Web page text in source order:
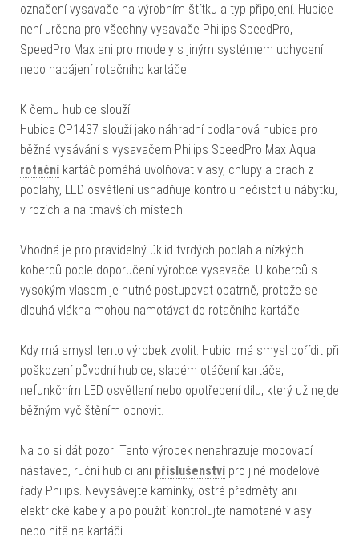
označení vysavače na výrobním štítku a typ připojení. Hubice
není určena pro všechny vysavače Philips SpeedPro,
SpeedPro Max ani pro modely s jiným systémem uchycení
nebo napájení rotačního kartáče.
K čemu hubice slouží
Hubice CP1437 slouží jako náhradní podlahová hubice pro
běžné vysávání s vysavačem Philips SpeedPro Max Aqua.
rotačníkartáč pomáhá uvolňovat vlasy, chlupy a prach z
podlahy, LED osvětlení usnadňuje kontrolu nečistot u nábytku,
v rozích a na tmavších místech.
Vhodná je pro pravidelný úklid tvrdých podlah a nízkých
koberců podle doporučení výrobce vysavače. U koberců s
vysokým vlasem je nutné postupovat opatrně, protože se
dlouhá vlákna mohou namotávat do rotačního kartáče.
Kdy má smysl tento výrobek zvolit: Hubici má smysl pořídit při
poškození původní hubice, slabém otáčení kartáče,
nefunkčním LED osvětlení nebo opotřebení dílu, který už nejde
běžným vyčištěním obnovit.
Na co si dát pozor: Tento výrobek nenahrazuje mopovací
nástavec, ruční hubici ani příslušenstvípro jiné modelové
řady Philips. Nevysávejte kamínky, ostré předměty ani
elektrické kabely a po použití kontrolujte namotané vlasy
nebo nitě na kartáči.